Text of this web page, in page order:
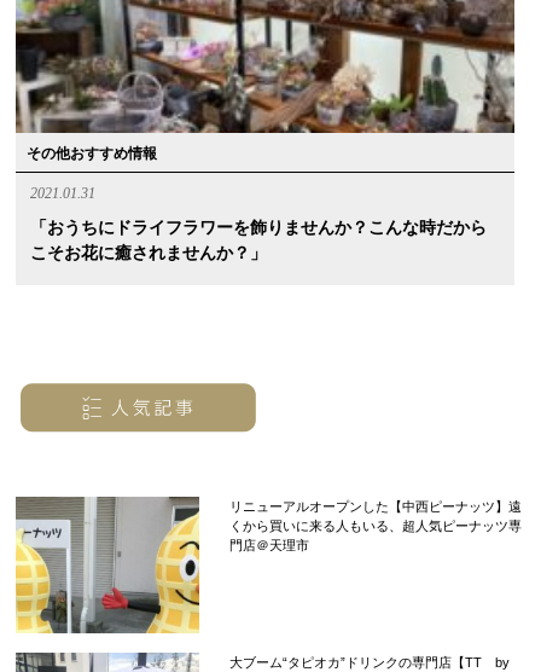
その他おすすめ情報
2021.01.31
「おうちにドライフラワーを飾りませんか？こんな時だから
こそお花に癒されませんか？」
リニューアルオープンした【中西ピーナッツ】遠
くから買いに来る人もいる、超人気ピーナッツ専
門店＠天理市
大ブーム“タピオカ”ドリンクの専門店【TT by